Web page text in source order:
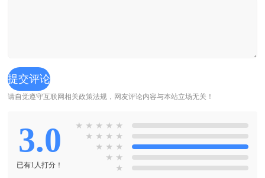
请自觉遵守互联网相关政策法规，网友评论内容与本站立场无关！
3.0
已有1人打分！
★ ★ ★ ★ ★
★ ★ ★ ★
★ ★ ★
★ ★
★